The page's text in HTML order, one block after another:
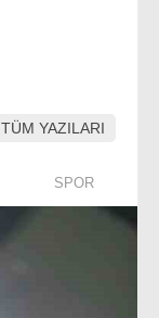
TÜM YAZILARI
SPOR